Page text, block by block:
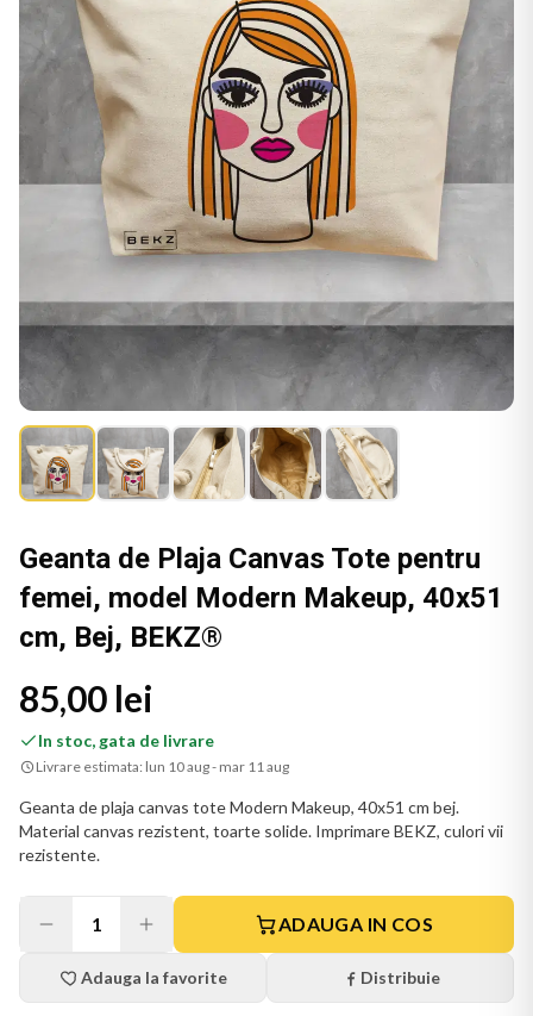
Geanta de Plaja Canvas Tote pentru
femei, model Modern Makeup, 40x51
cm, Bej, BEKZ®
85,00 lei
In stoc, gata de livrare
Livrare estimata: lun 10 aug - mar 11 aug
Geanta de plaja canvas tote Modern Makeup, 40x51 cm bej.
Material canvas rezistent, toarte solide. Imprimare BEKZ, culori vii
rezistente.
1 ADAUGA IN COS
Adauga la favorite Distribuie